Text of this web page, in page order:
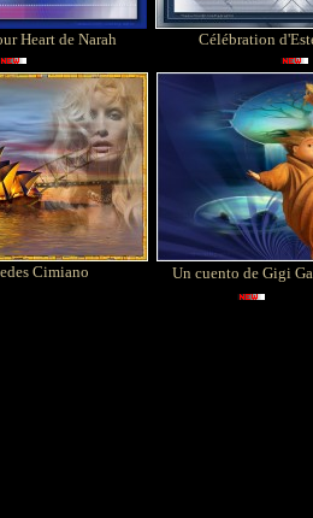
Heart de Narah Célébration
Cimiano Un cuento de Gigi